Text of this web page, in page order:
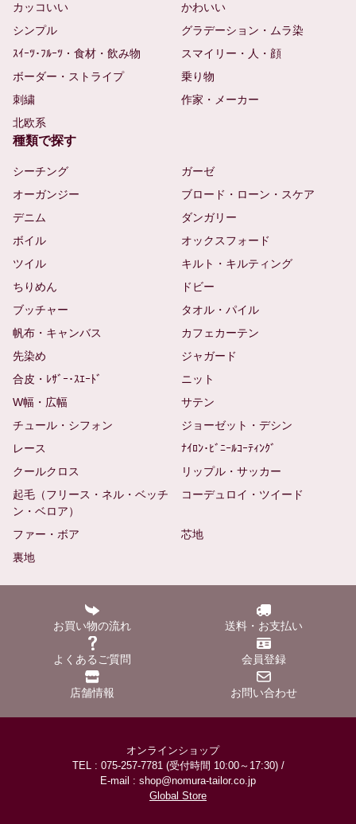
カッコいい
かわいい
シンプル
グラデーション・ムラ染
ｽｲｰﾂ･ﾌﾙｰﾂ・食材・飲み物
スマイリー・人・顔
ボーダー・ストライプ
乗り物
刺繍
作家・メーカー
北欧系
種類で探す
シーチング
ガーゼ
オーガンジー
ブロード・ローン・スケア
デニム
ダンガリー
ボイル
オックスフォード
ツイル
キルト・キルティング
ちりめん
ドビー
ブッチャー
タオル・パイル
帆布・キャンバス
カフェカーテン
先染め
ジャガード
合皮・ﾚｻﾞｰ･ｽｴｰﾄﾞ
ニット
W幅・広幅
サテン
チュール・シフォン
ジョーゼット・デシン
レース
ﾅｲﾛﾝ･ﾋﾞﾆｰﾙｺｰﾃｨﾝｸﾞ
クールクロス
リップル・サッカー
起毛（フリース・ネル・ベッチ
ン・ベロア）
コーデュロイ・ツイード
ファー・ボア
芯地
裏地
お買い物の流れ 送料・お支払い
よくあるご質問 会員登録
店舗情報 お問い合わせ
オンラインショップ
TEL : 075-257-7781 (受付時間 10:00～17:30) /
E-mail : shop@nomura-tailor.co.jp
Global Store